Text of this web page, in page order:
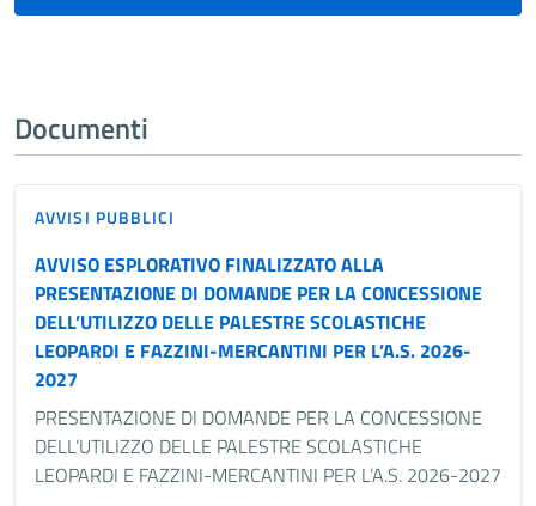
Documenti
AVVISI PUBBLICI
AVVISO ESPLORATIVO FINALIZZATO ALLA
PRESENTAZIONE DI DOMANDE PER LA CONCESSIONE
DELL’UTILIZZO DELLE PALESTRE SCOLASTICHE
LEOPARDI E FAZZINI-MERCANTINI PER L’A.S. 2026-
2027
PRESENTAZIONE DI DOMANDE PER LA CONCESSIONE
DELL’UTILIZZO DELLE PALESTRE SCOLASTICHE
LEOPARDI E FAZZINI-MERCANTINI PER L’A.S. 2026-2027